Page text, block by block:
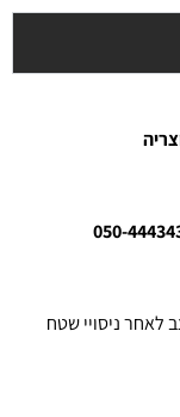
לאחר ניסויי שטח